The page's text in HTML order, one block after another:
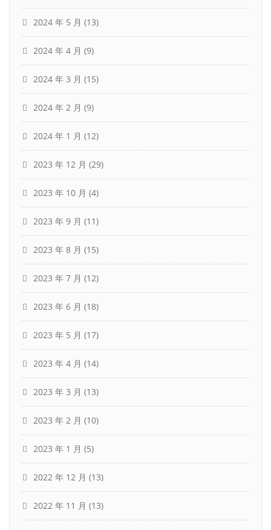
2024 年 5 月 (13)
2024 年 4 月 (9)
2024 年 3 月 (15)
2024 年 2 月 (9)
2024 年 1 月 (12)
2023 年 12 月 (29)
2023 年 10 月 (4)
2023 年 9 月 (11)
2023 年 8 月 (15)
2023 年 7 月 (12)
2023 年 6 月 (18)
2023 年 5 月 (17)
2023 年 4 月 (14)
2023 年 3 月 (13)
2023 年 2 月 (10)
2023 年 1 月 (5)
2022 年 12 月 (13)
2022 年 11 月 (13)